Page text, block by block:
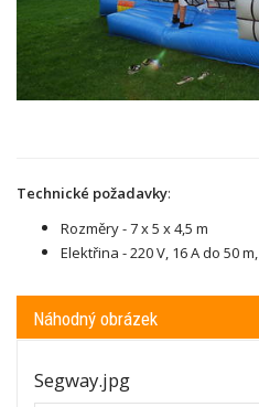
Technické požadavky:
Rozměry - 7 x 5 x 4,5 m
Elektřina - 220 V, 16 A do 50
Náhodný obrázek
Segway.jpg